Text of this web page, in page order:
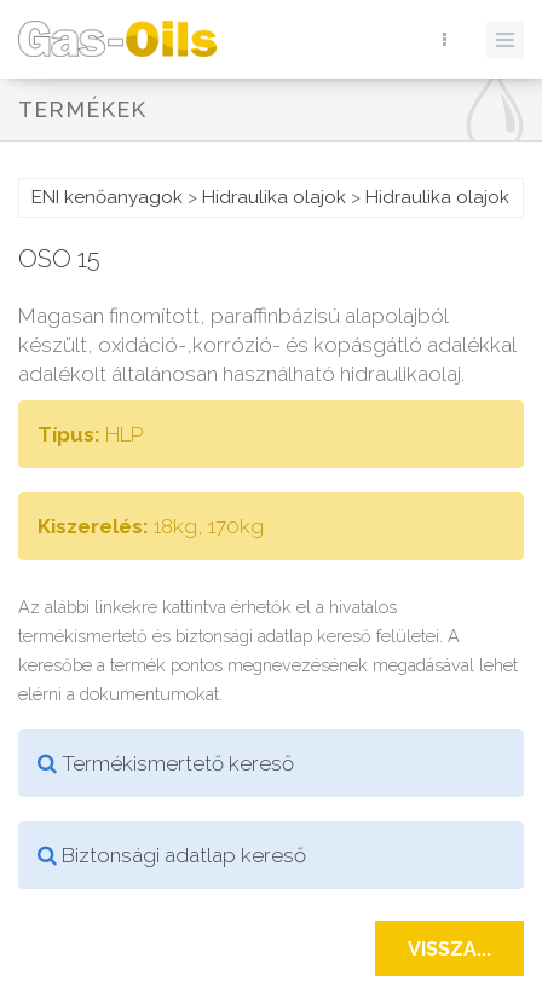
TERMÉKEK
ENI kenőanyagok > Hidraulika olajok > Hidraulika olajok
OSO 15
Magasan finomított, paraffinbázisú alapolajból
készült, oxidáció-,korrózió- és kopásgátló adalékkal
adalékolt általánosan használható hidraulikaolaj.
Típus: HLP
Kiszerelés: 18kg, 170kg
Az alábbi linkekre kattintva érhetők el a hivatalos
termékismertető és biztonsági adatlap kereső felületei. A
keresőbe a termék pontos megnevezésének megadásával lehet
elérni a dokumentumokat.
Termékismertető kereső
Biztonsági adatlap kereső
VISSZA...